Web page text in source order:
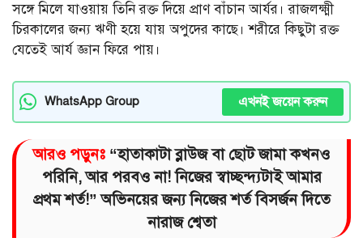
সঙ্গে মিলে যাওয়ায় তিনি রক্ত দিয়ে প্রাণ বাঁচান আর্যর। রাজলক্ষ্মী
চিরকালের জন্য ঋণী হয়ে যায় অপুদের কাছে। শরীরে কিছুটা রক্ত
যেতেই আর্য জ্ঞান ফিরে পায়।
WhatsApp Group এখনই জয়েন করুন
আরও পড়ুনঃ “হাতাকাটা ব্লাউজ বা ছোট জামা কখন‌ও
পরিনি, আর পরব‌ও না! নিজের স্বাচ্ছন্দ্যটাই আমার
প্রথম শর্ত!” অভিনয়ের জন্য নিজের শর্ত বিসর্জন দিতে
নারাজ শ্বেতা